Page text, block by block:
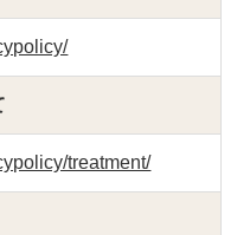
treatment/